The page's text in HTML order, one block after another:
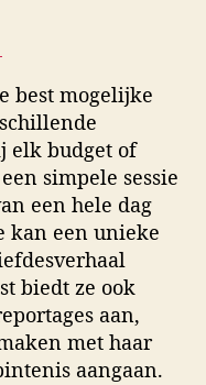
best mogelijke
elk budget of
simpele sessie
een hele dag
kan een unieke
biedt ze ook
aan,
met haar
aangaan.